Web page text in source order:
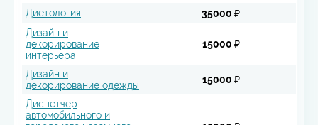
Диетология
35000 ₽
Дизайн и
декорирование
интерьера
15000 ₽
Дизайн и
декорирование одежды
15000 ₽
Диспетчер
автомобильного и